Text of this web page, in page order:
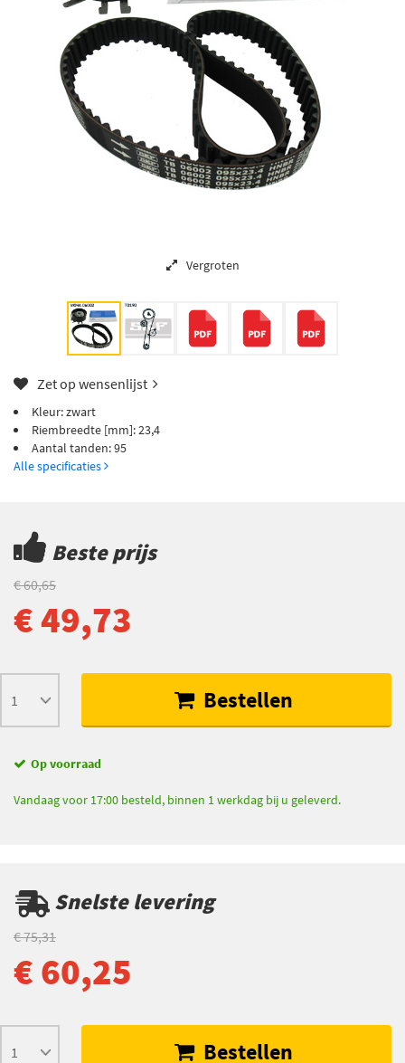
Vergroten
Zet op wensenlijst
Kleur: zwart
Riembreedte [mm]: 23,4
Aantal tanden: 95
Alle specificaties
Beste prijs
€ 60,65
€ 49,73
Bestellen
Op voorraad
Vandaag voor 17:00 besteld, binnen 1 werkdag bij u geleverd.
Snelste levering
€ 75,31
€ 60,25
Bestellen